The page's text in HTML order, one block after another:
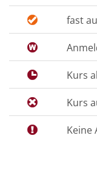
fast
Kurs
Kurs
Keine